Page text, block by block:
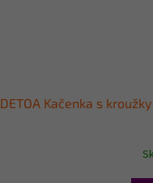
DETOA Kačenka s kroužky